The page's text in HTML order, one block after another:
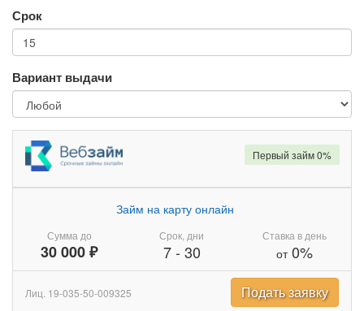
Срок
Вариант выдачи
Сумма до
30 000 ₽
Займ на карту онлайн
Срок, дни
7- 30
Ставка в день
от0%
Первый займ 0%
Лиц. 19-035-50-009325 Подать заявку